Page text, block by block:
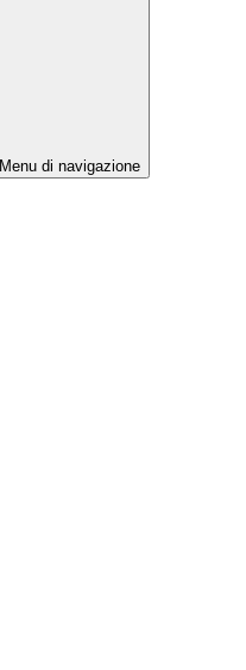
Menu di navigazione